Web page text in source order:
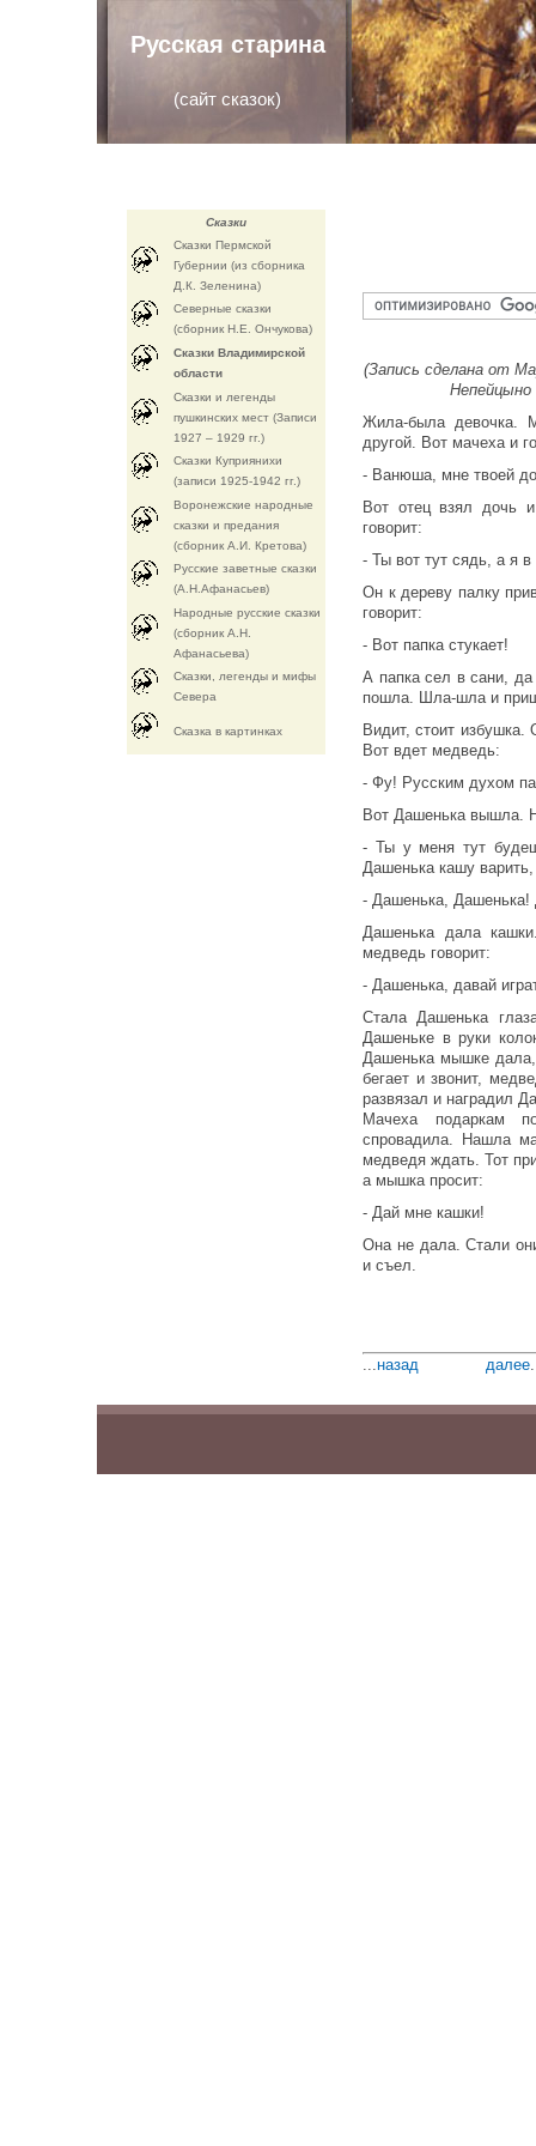
Русская старина
(сайт сказок)
(Запись сделана от
Непейцыно
Жила-была девочка.
другой. Вот мачеха и
- Ванюша, мне твоей
Вот отец взял дочь
говорит:
- Ты вот тут сядь, а я
Он к дереву палку
говорит:
- Вот папка стукает!
А папка сел в сани,
пошла. Шла-шла и
Видит, стоит
Вот вдет медведь:
- Фу! Русским духом
Вот Дашенька вышла.
- Ты у меня тут
Дашенька кашу варить,
- Дашенька, Дашенька!
Дашенька дала
медведь говорит:
- Дашенька, давай
Стала Дашенька
Дашеньке в руки
Дашенька мышке
бегает и звонит,
развязал и наградил
Мачеха подаркам
спровадила. Нашла
медведя ждать. Тот
а мышка просит:
- Дай мне кашки!
Она не дала. Стали
и съел.
...назад далее
Сказки
Сказки Пермской
Губернии (из сборника
Д.К. Зеленина)
Северные сказки
(сборник Н.Е. Ончукова)
Сказки Владимирской
области
Сказки и легенды
пушкинских мест (Записи
1927 – 1929 гг.)
Сказки Куприянихи
(записи 1925-1942 гг.)
Воронежские народные
сказки и предания
(сборник А.И. Кретова)
Русские заветные сказки
(А.Н.Афанасьев)
Народные русские сказки
(сборник А.Н.
Афанасьева)
Сказки, легенды и мифы
Севера
Cказка в картинках